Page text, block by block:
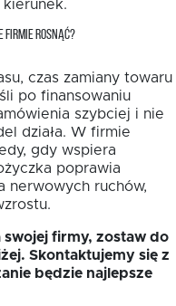
FIRMIE ROSNĄĆ?
czas zamiany towaru
po finansowaniu
szybciej i nie
działa. W firmie
gdy wspiera
poprawia
nerwowych ruchów,
swojej firmy, zostaw do
Skontaktujemy się z
będzie najlepsze